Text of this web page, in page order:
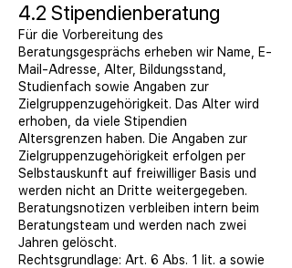
4.2 Stipendienberatung
Für die Vorbereitung des
Beratungsgesprächs erheben wir Name, E-
Mail-Adresse, Alter, Bildungsstand,
Studienfach sowie Angaben zur
Zielgruppenzugehörigkeit. Das Alter wird
erhoben, da viele Stipendien
Altersgrenzen haben. Die Angaben zur
Zielgruppenzugehörigkeit erfolgen per
Selbstauskunft auf freiwilliger Basis und
werden nicht an Dritte weitergegeben.
Beratungsnotizen verbleiben intern beim
Beratungsteam und werden nach zwei
Jahren gelöscht.
Rechtsgrundlage: Art. 6 Abs. 1 lit. a sowie